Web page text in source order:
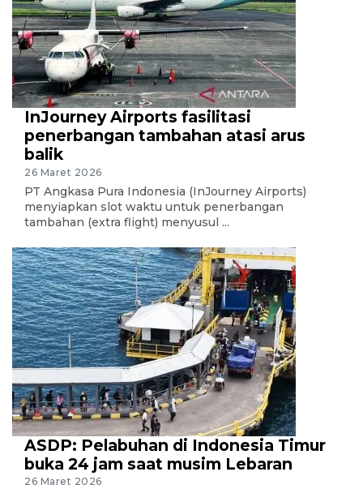
InJourney Airports fasilitasi
penerbangan tambahan atasi arus
balik
26 Maret 2026
PT Angkasa Pura Indonesia (InJourney Airports)
menyiapkan slot waktu untuk penerbangan
tambahan (extra flight) menyusul ...
ASDP: Pelabuhan di Indonesia Timur
buka 24 jam saat musim Lebaran
26 Maret 2026